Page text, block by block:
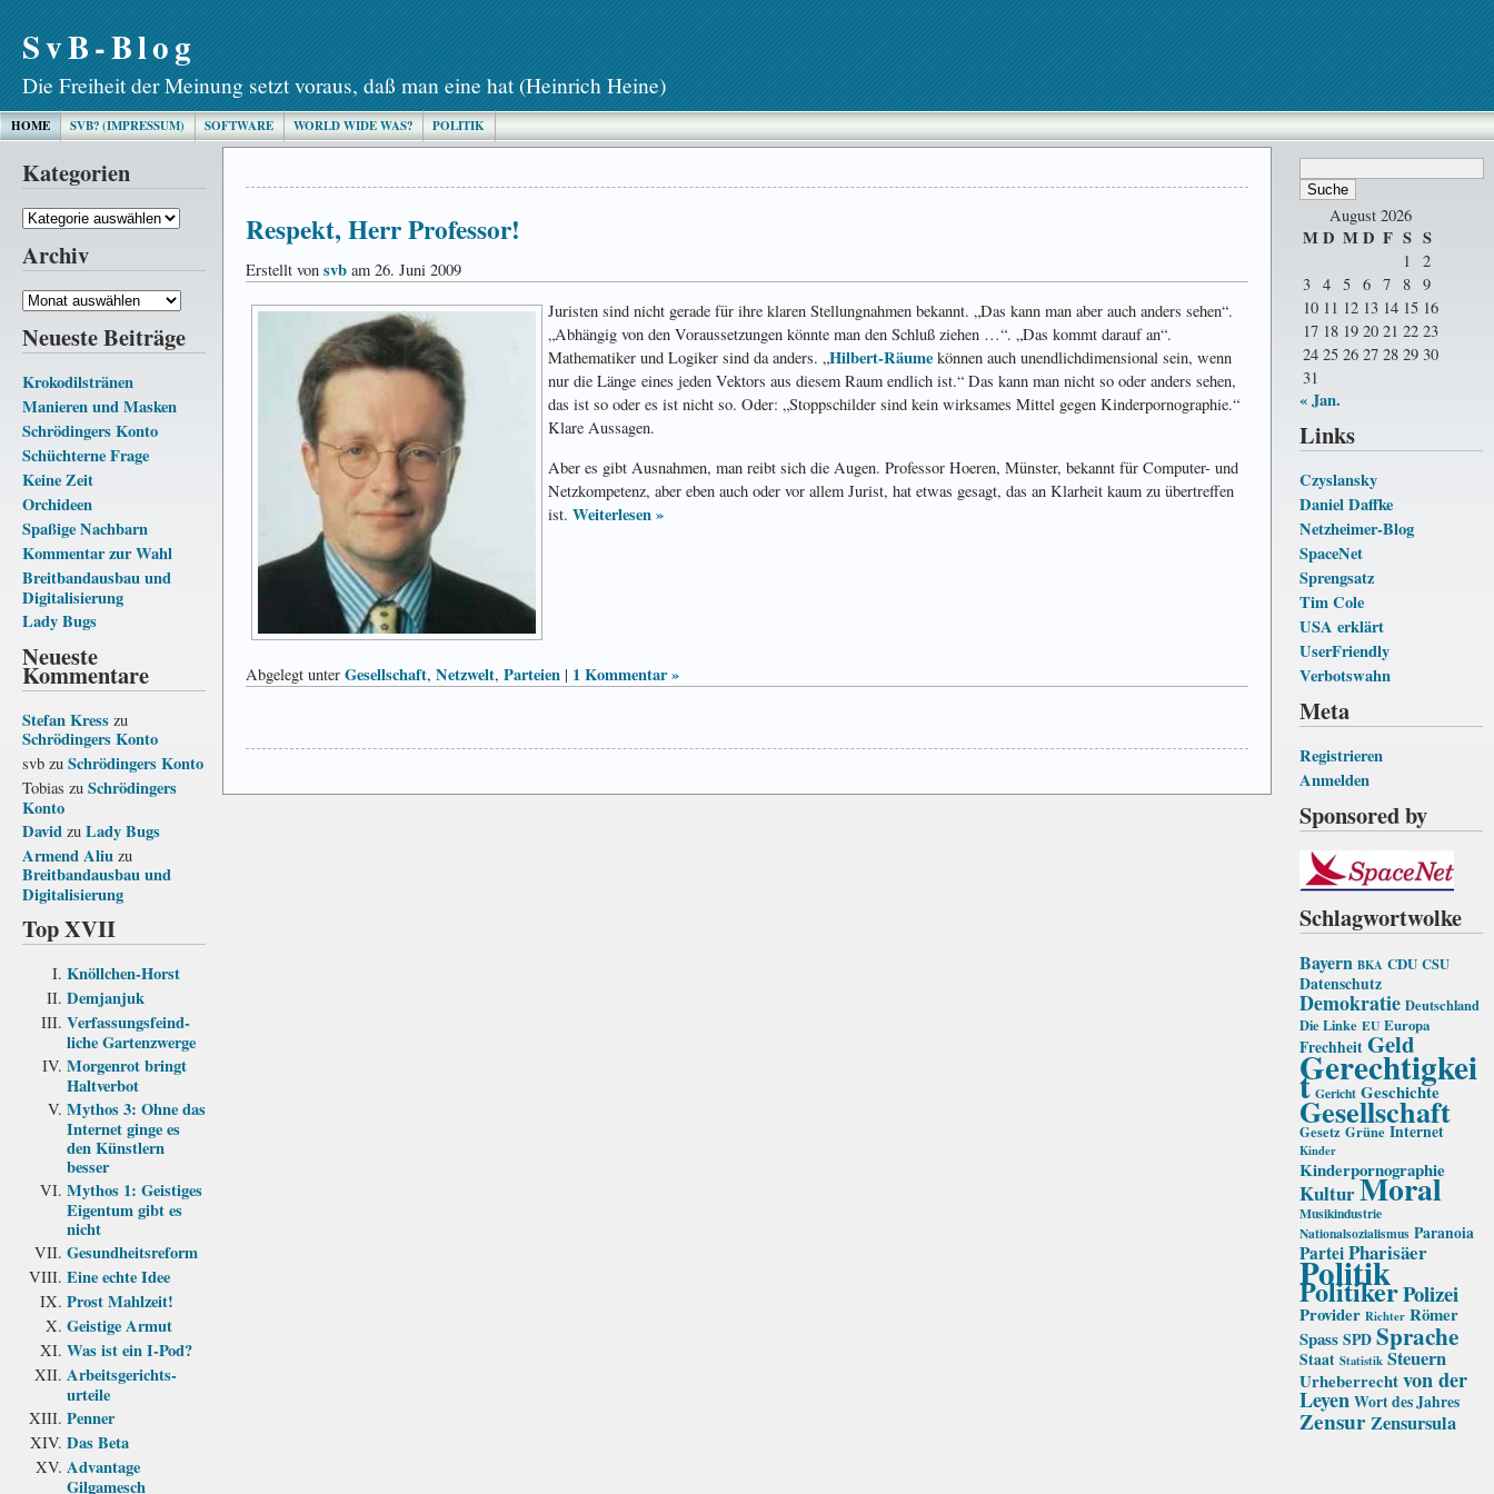
SvB-Blog
Die Freiheit der Meinung setzt voraus, daß man eine hat (Heinrich Heine)
HOME SVB? (IMPRESSUM) SOFTWARE WORLD WIDE WAS? POLITIK
Kategorien
Kategorien
Archiv
Archiv
Neueste Beiträge
Krokodilstränen
Manieren und Masken
Schrödingers Konto
Schüchterne Frage
Keine Zeit
Orchideen
Spaßige Nachbarn
Kommentar zur Wahl
Breitbandausbau und
Digitalisierung
Lady Bugs
Neueste
Kommentare
Stefan Kress zu
Schrödingers Konto
svb zu Schrödingers Konto
Tobias zu Schrödingers
Konto
David zu Lady Bugs
Armend Aliu zu
Breitbandausbau und
Digitalisierung
Top XVII
Knöllchen-Horst
Demjanjuk
Verfassungs­feind­
liche Garten­zwerge
Morgenrot bringt
Haltverbot
Mythos 3: Ohne das
Internet ginge es
den Künstlern
besser
Mythos 1: Geistiges
Eigentum gibt es
nicht
Gesundheits­reform
Eine echte Idee
Prost Mahlzeit!
Geistige Armut
Was ist ein I-Pod?
Arbeits­gerichts­
urteile
Penner
Das Beta
Advantage
Gilgamesch
August 2026
MD MD F S S
1
2
3 4 5 6 7 8 9
10 11 12 13 14 15 16
17 18 19 20 21 22 23
24 25 26 27 28 29 30
31
« Jan.
Links
Czyslansky
Daniel Daffke
Netzheimer-Blog
SpaceNet
Sprengsatz
Tim Cole
USA erklärt
UserFriendly
Verbotswahn
Meta
Registrieren
Anmelden
Sponsored by
Schlagwortwolke
Bayern BKA CDU CSU
Datenschutz
Demokratie Deutschland
Die Linke EU Europa
Frechheit Geld
Gerechtigkei
t Gericht Geschichte
Gesellschaft
Gesetz Grüne Internet
Kinder
Kinderpornographie
KulturMoral
Musikindustrie
Nationalsozialismus Paranoia
ParteiPharisäer
Politik
PolitikerPolizei
Provider Richter Römer
Spass SPD Sprache
Staat Statistik Steuern
Urheberrechtvon der
Leyen Wort des Jahres
ZensurZensursula
Respekt, Herr Professor!
Erstellt von svb am 26. Juni 2009
Juristen sind nicht gerade für ihre klaren Stellungnahmen bekannt. „Das kann man aber auch anders sehen“.
„Abhängig von den Voraussetzungen könnte man den Schluß ziehen …“. „Das kommt darauf an“.
Mathematiker und Logiker sind da anders. „Hilbert-Räume können auch unendlichdimensional sein, wenn
nur die Länge eines jeden Vektors aus diesem Raum endlich ist.“ Das kann man nicht so oder anders sehen,
das ist so oder es ist nicht so. Oder: „Stoppschilder sind kein wirksames Mittel gegen Kinderpornographie.“
Klare Aussagen.
Aber es gibt Ausnahmen, man reibt sich die Augen. Professor Hoeren, Münster, bekannt für Computer- und
Netzkompetenz, aber eben auch oder vor allem Jurist, hat etwas gesagt, das an Klarheit kaum zu übertreffen
ist. Weiterlesen »
Abgelegt unter Gesellschaft, Netzwelt, Parteien | 1 Kommentar »